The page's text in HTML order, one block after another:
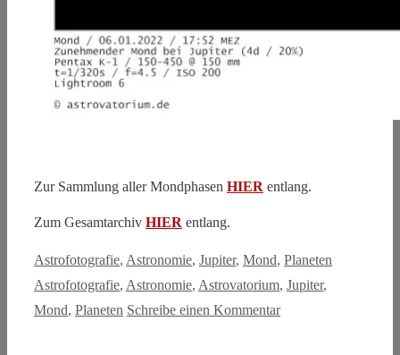
Zur Sammlung aller Mondphasen HIER entlang.
Zum Gesamtarchiv HIER entlang.
Kategorien
Astrofotografie, Astronomie, Jupiter, Mond, Planeten
Astrofotografie, Astronomie, Astrovatorium, Jupiter,
Mond, Planeten Schreibe einen Kommentar